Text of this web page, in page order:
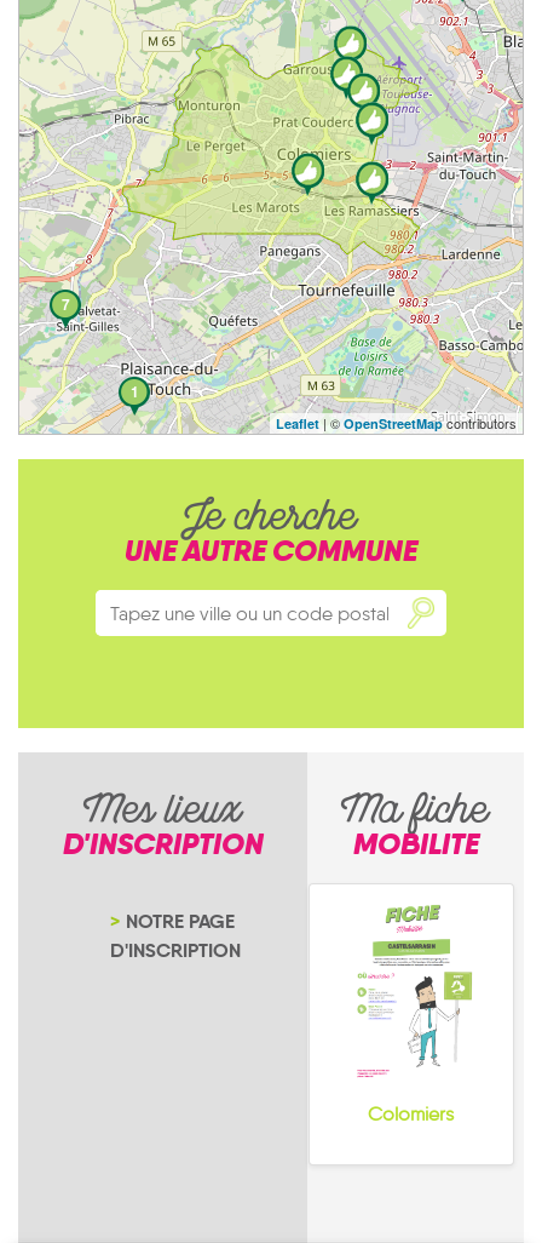
1
7
Leaflet | © OpenStreetMapcontributors
Je cherche
UNE AUTRE COMMUNE
Mes lieux
D'INSCRIPTION
NOTRE PAGE
D'INSCRIPTION
Ma fiche
MOBILITE
Colomiers